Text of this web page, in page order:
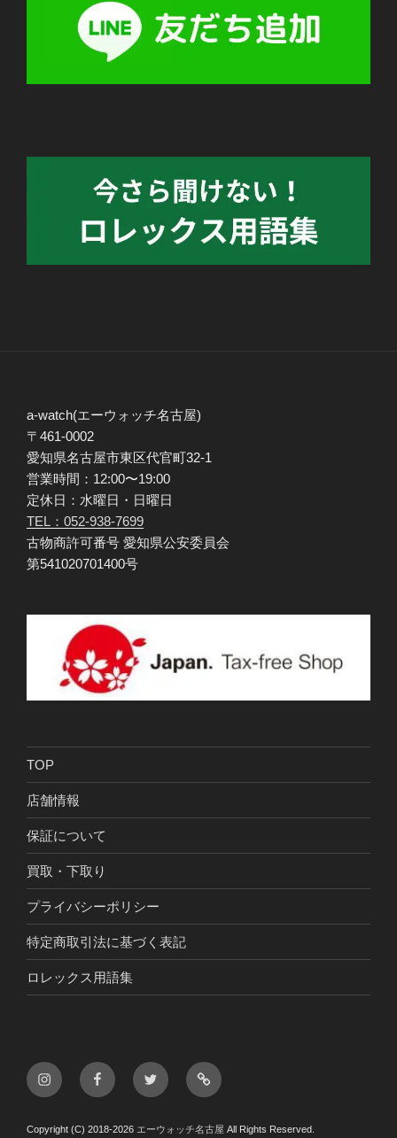
a-watch(エーウォッチ名古屋)
〒461-0002
愛知県名古屋市東区代官町32-1
営業時間：12:00〜19:00
定休日：水曜日・日曜日
TEL：052-938-7699
古物商許可番号 愛知県公安委員会
第541020701400号
TOP
店舗情報
保証について
買取・下取り
プライバシーポリシー
特定商取引法に基づく表記
ロレックス用語集
InstagramFacebookTwitter LINE
Copyright (C) 2018-2026 エーウォッチ名古屋 All Rights Reserved.